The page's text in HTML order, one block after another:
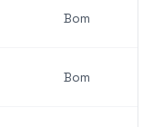
Bom
Bom